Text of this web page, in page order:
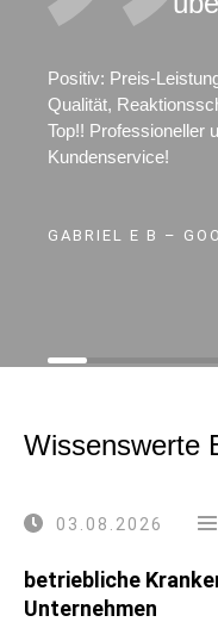
Positiv: Preis-
Qualität,
Top!! Professioneller
Kundenservice!
GABRIEL E B –
Wissenswerte
03.08.2026
betriebliche
Unternehmen